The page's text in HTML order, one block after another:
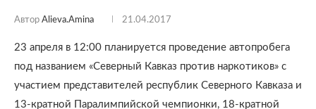
Автор Alieva.amina 21.04.2017
23 апреля в 12:00 планируется проведение автопробега
под названием «Северный Кавказ против наркотиков» с
участием представителей республик Северного Кавказа и
13-кратной Паралимпийской чемпионки, 18-кратной